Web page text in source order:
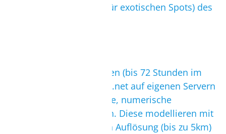
Vorhersage (vorwiegend für exotischen Spots) des
Für die Kurzfristvorhersagen (bis 72 Stunden im
voraus) setzt muchoviento.net auf eigenen Servern
wissenschaftlich motivierte, numerische
Regionalwettermodelle ein. Diese modellieren mit
einer sehr hohen örtlichen Auflösung (bis zu 5km)